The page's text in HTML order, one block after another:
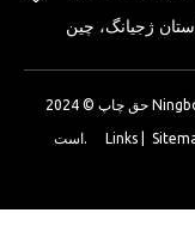
حق چاپ © 2024 Ningbo T-Win Imp.& Exp Co.,Ltd. تمامی حقوق محفوظ
است. Links|